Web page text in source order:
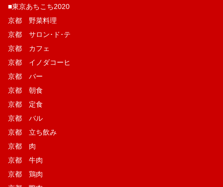
■東京あちこち2020
京都 野菜料理
京都 サロン･ド･テ
京都 カフェ
京都 イノダコーヒ
京都 バー
京都 朝食
京都 定食
京都 バル
京都 立ち飲み
京都 肉
京都 牛肉
京都 鶏肉